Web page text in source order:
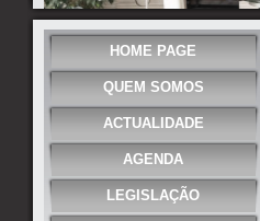
HOME PAGE
QUEM SOMOS
ACTUALIDADE
AGENDA
LEGISLAÇÃO